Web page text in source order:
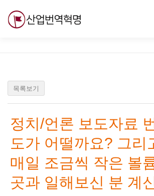
목록보기
정치/언론 보도자료
도가 어떨까요? 그리
매일 조금씩 작은 볼
곳과 일해보신 분 계